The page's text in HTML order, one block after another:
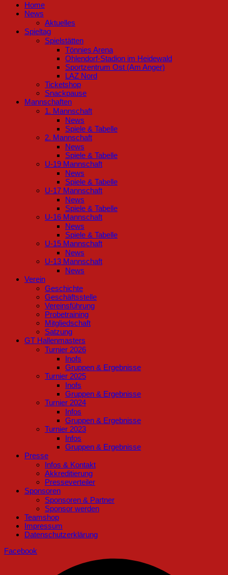
Home
News
Aktuelles
Spieltag
Spielstätten
Tönnies Arena
Ohlendorf-Stadion im Heidewald
Sportzentrum Ost (Am Anger)
LAZ Nord
Ticketshop
Snackpause
Mannschaften
1. Mannschaft
News
Spiele & Tabelle
2. Mannschaft
News
Spiele & Tabelle
U-19 Mannschaft
News
Spiele & Tabelle
U-17 Mannschaft
News
Spiele & Tabelle
U-16 Mannschaft
News
Spiele & Tabelle
U-15 Mannschaft
News
U-13 Mannschaft
News
Verein
Geschichte
Geschäftsstelle
Vereinsführung
Probetraining
Mitgliedschaft
Satzung
GT Hallenmasters
Turnier 2026
Inofs
Gruppen & Ergebnisse
Turnier 2025
Inofs
Gruppen & Ergebnisse
Turnier 2024
Infos
Gruppen & Ergebnisse
Turnier 2023
Infos
Gruppen & Ergebnisse
Presse
Infos & Kontakt
Akkreditierung
Presseverteiler
Sponsoren
Sponsoren & Partner
Sponsor werden
Teamshop
Impressum
Datenschutzerklärung
Facebook